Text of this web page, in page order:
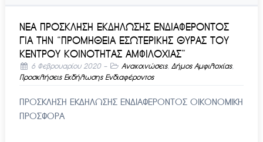
ΝΕΑ ΠΡΟΣΚΛΗΣΗ ΕΚΔΗΛΩΣΗΣ ΕΝΔΙΑΦΕΡΟΝΤΟΣ
ΓΙΑ ΤΗΝ “ΠΡΟΜΗΘΕΙΑ ΕΣΩΤΕΡΙΚΗΣ ΘΥΡΑΣ ΤΟΥ
ΚΕΝΤΡΟΥ ΚΟΙΝΟΤΗΤΑΣ ΑΜΦΙΛΟΧΙΑΣ”
6 Φεβρουαρίου 2020- Ανακοινώσεις, Δήμος Αμφιλοχίας,
Προσκλήσεις Εκδήλωσης Ενδιαφέροντος
ΠΡΟΣΚΛΗΣΗ ΕΚΔΗΛΩΣΗΣ ΕΝΔΙΑΦΕΡΟΝΤΟΣ ΟΙΚΟΝΟΜΙΚΗ
ΠΡΟΣΦΟΡΑ